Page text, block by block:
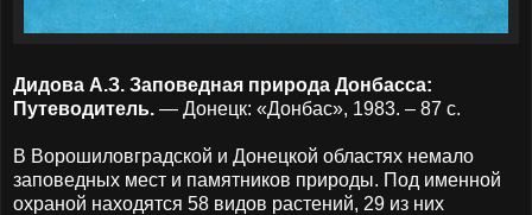
Дидова А.З. Заповедная природа Донбасса:
Путеводитель. — Донецк: «Донбас», 1983. – 87 с.
В Ворошиловградской и Донецкой областях немало
заповедных мест и памятников природы. Под именной
охраной находятся 58 видов растений, 29 из них